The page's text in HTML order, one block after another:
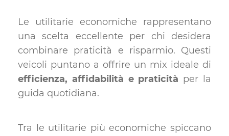
Le utilitarie economiche rappresentano
una scelta eccellente per chi desidera
combinare praticità e risparmio. Questi
veicoli puntano a offrire un mix ideale di
efficienza, affidabilità e praticità per la
guida quotidiana.
Tra le utilitarie più economiche spiccano